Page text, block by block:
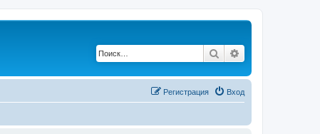
Поиск
Вход
Регистрация